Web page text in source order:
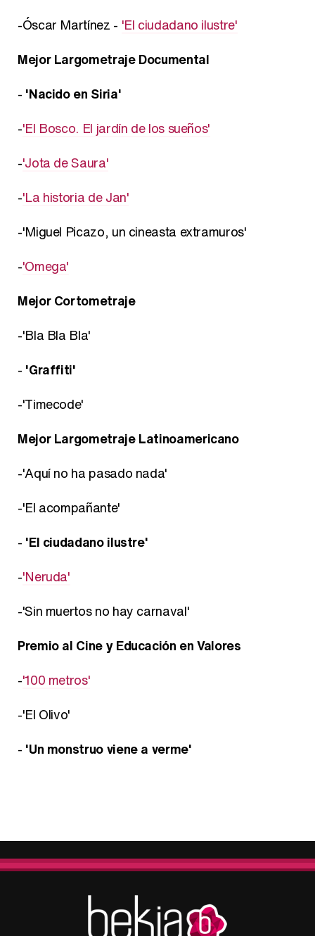
-Óscar Martínez - 'El ciudadano ilustre'
Mejor Largometraje Documental
- 'Nacido en Siria'
-'El Bosco. El jardín de los sueños'
-'Jota de Saura'
-'La historia de Jan'
-'Miguel Picazo, un cineasta extramuros'
-'Omega'
Mejor Cortometraje
-'Bla Bla Bla'
- 'Graffiti'
-'Timecode'
Mejor Largometraje Latinoamericano
-'Aquí no ha pasado nada'
-'El acompañante'
- 'El ciudadano ilustre'
-'Neruda'
-'Sin muertos no hay carnaval'
Premio al Cine y Educación en Valores
-'100 metros'
-'El Olivo'
- 'Un monstruo viene a verme'